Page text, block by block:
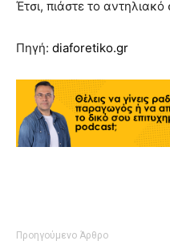
Έτσι, πιάστε το
Πηγή: diaforetiko.gr
Προηγούμενο Άρθρο